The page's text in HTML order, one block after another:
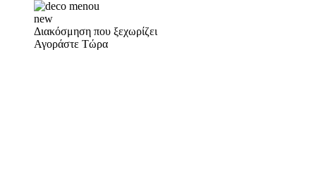
new
Διακόσμηση που ξεχωρίζει
Αγοράστε Τώρα